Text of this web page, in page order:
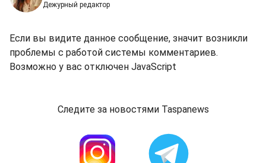
Дежурный редактор
Если вы видите данное сообщение, значит возникли
проблемы с работой системы комментариев.
Возможно у вас отключен JavaScript
Следите за новостями Taspanews